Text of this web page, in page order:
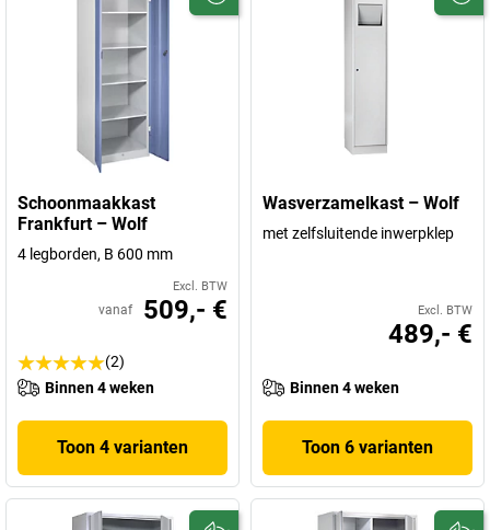
Schoonmaakkast
Frankfurt – Wolf
4 legborden, B 600 mm
Excl. BTW
vanaf 509,- €
(2)
Binnen 4 weken
Toon 4 varianten
Wasverzamelkast – Wolf
met zelfsluitende inwerpklep
Excl. BTW
489,- €
Binnen 4 weken
Toon 6 varianten